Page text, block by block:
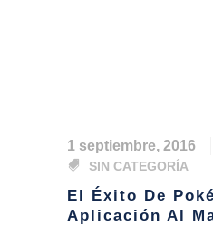
1 septiembre, 2016
SIN CATEGORÍA
El Éxito De
Aplicación Al